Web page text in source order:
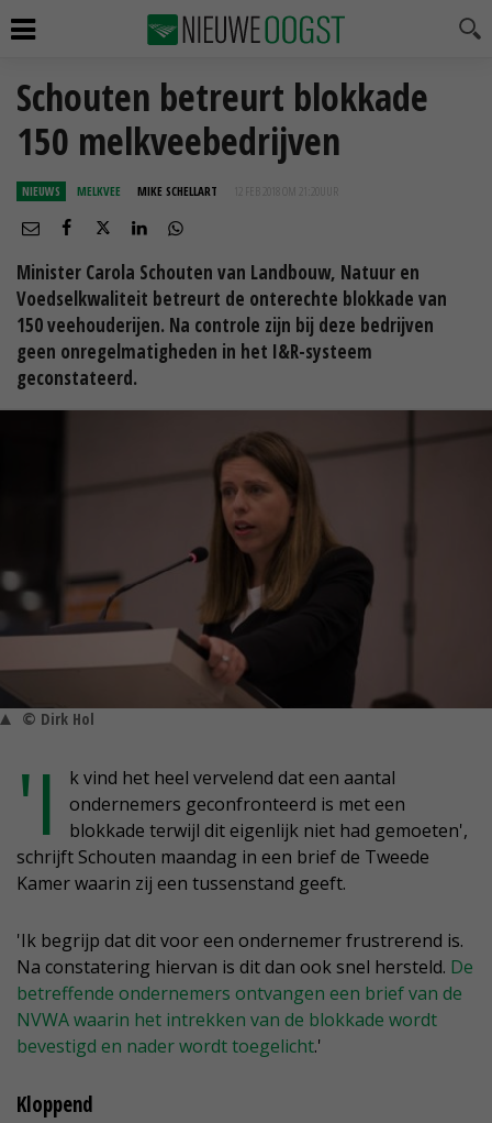
Schouten betreurt blokkade
150 melkveebedrijven
NIEUWS MELKVEE MIKE SCHELLART 12 FEB 2018 OM 21:20
Minister Carola Schouten van Landbouw, Natuur en
Voedselkwaliteit betreurt de onterechte blokkade van
150 veehouderijen. Na controle zijn bij deze bedrijven
geen onregelmatigheden in het I&R-systeem
geconstateerd.
© Dirk Hol
'I
k vind het heel vervelend dat een aantal
ondernemers geconfronteerd is met een
blokkade terwijl dit eigenlijk niet had gemoeten',
schrijft Schouten maandag in een brief de Tweede
Kamer waarin zij een tussenstand geeft.
'Ik begrijp dat dit voor een ondernemer frustrerend is.
Na constatering hiervan is dit dan ook snel hersteld. De
betreffende ondernemers ontvangen een brief van de
NVWA waarin het intrekken van de blokkade wordt
bevestigd en nader wordt toegelicht.'
Kloppend